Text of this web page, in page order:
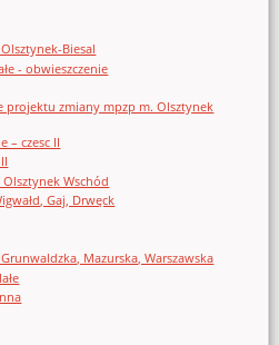
Biesal
- obwieszczenie
projektu zmiany mpzp m. Olsztynek
– czesc II
Olsztynek Wschód
Gaj, Drwęck
Mazurska, Warszawska